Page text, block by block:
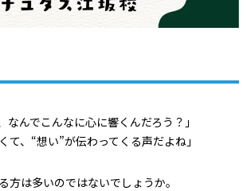
なんでこんなに心に響くんだろう？」
て、“想い”が伝わってくる声だよね」
方は多いのではないでしょうか。